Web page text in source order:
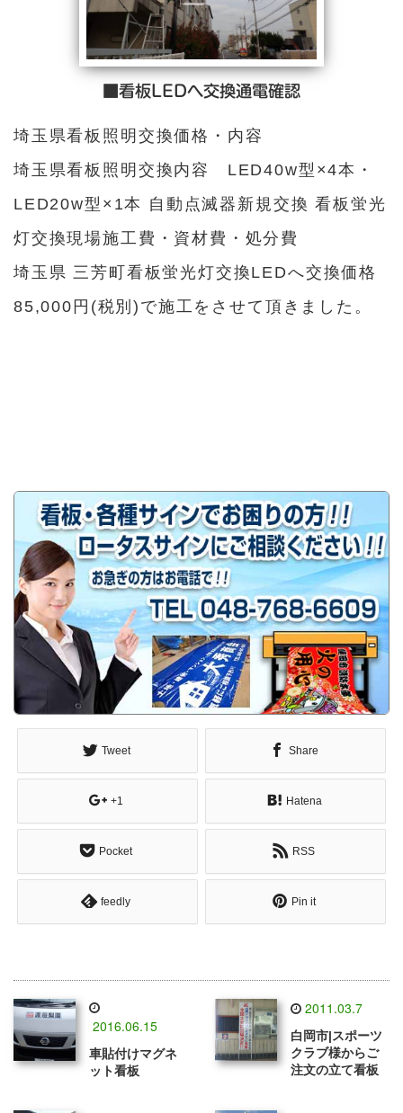
■看板LEDへ交換通電確認
埼玉県看板照明交換価格・内容
埼玉県看板照明交換内容 LED40w型×4本・
LED20w型×1本 自動点滅器新規交換 看板蛍光
灯交換現場施工費・資材費・処分費
埼玉県 三芳町看板蛍光灯交換LEDへ交換価格
85,000円(税別)で施工をさせて頂きました。
Tweet Share
+1 Hatena
Pocket RSS
feedly Pin it
2016.06.15
車貼付けマグネ
ット看板
2011.03.7
白岡市|スポーツ
クラブ様からご
注文の立て看板